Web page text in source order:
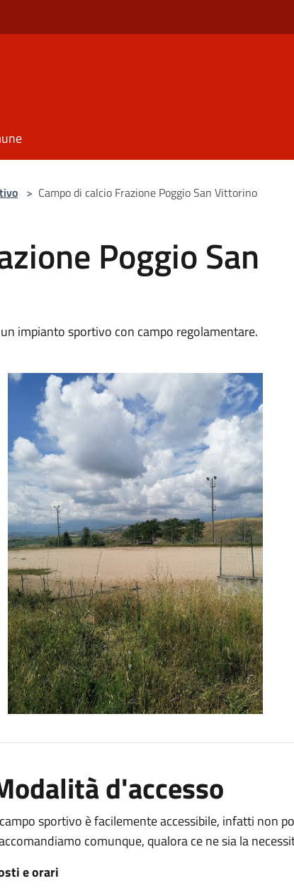
> Campo di calcio Frazione Poggio San Vittorino
Poggio San
impianto sportivo con campo regolamentare.
d'accesso
sportivo è facilemente accessibile, infatti non
comunque, qualora ce ne sia la
e orari